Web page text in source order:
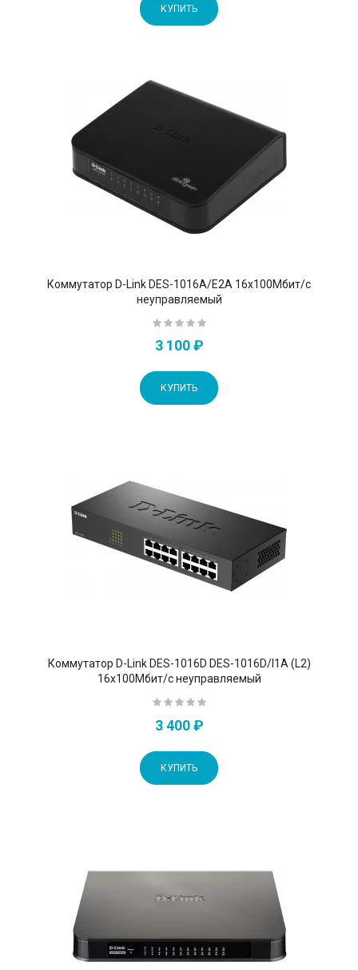
КУПИТЬ
Коммутатор D-Link DES-1016A/E2A 16x100Мбит/с
неуправляемый
3 100 ₽
КУПИТЬ
Коммутатор D-Link DES-1016D DES-1016D/I1A (L2)
16x100Мбит/с неуправляемый
3 400 ₽
КУПИТЬ